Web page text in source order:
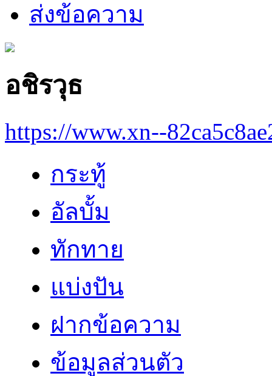
ส่งข้อความ
อชิรวุธ
https://www.xn--
กระทู้
อัลบั้ม
ทักทาย
แบ่งปัน
ฝากข้อความ
ข้อมูลส่วนตัว